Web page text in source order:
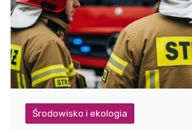
Środowisko i ekologia